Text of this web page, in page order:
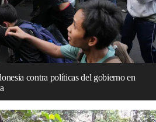
contra políticas del gobierno en